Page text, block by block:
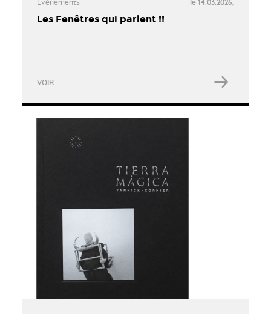
Évènements le 14.03.2026,
Les Fenêtres qui parlent !!
VOIR